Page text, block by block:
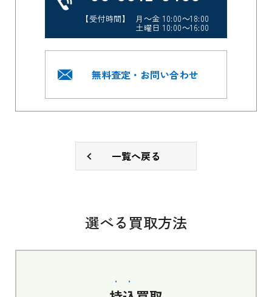
【受付時間】 月～金 10:00～18:00
土曜日 10:00～16:00
無料査定・お問い合わせ
一覧へ戻る
選べる買取方法